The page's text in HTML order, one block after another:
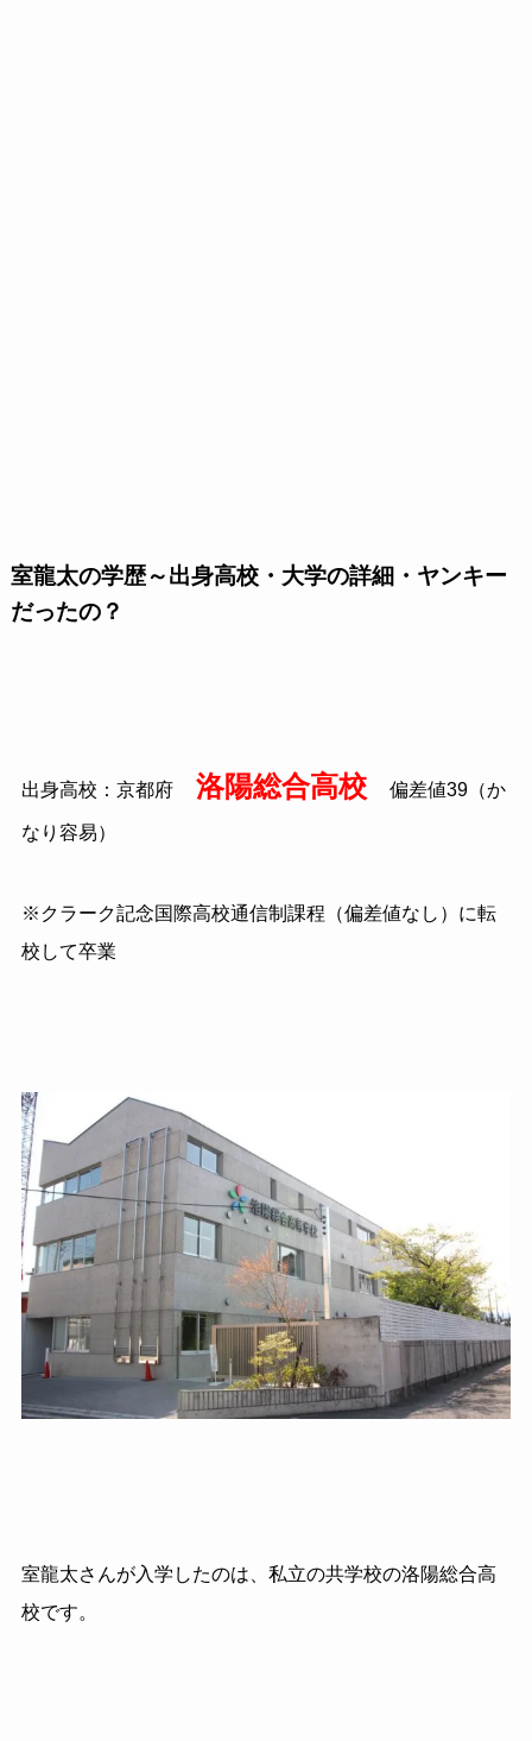
室龍太の学歴～出身高校・大学の詳細・ヤンキー
だったの？
出身高校：京都府 洛陽総合高校 偏差値39（か
なり容易）
※クラーク記念国際高校通信制課程（偏差値なし）に転
校して卒業
室龍太さんが入学したのは、私立の共学校の洛陽総合高
校です。